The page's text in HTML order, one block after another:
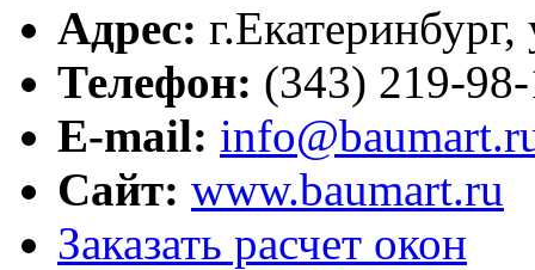
Адрес: г.Екатеринбург,
Телефон: (343) 219-
E-mail:
Сайт: www.baumart.ru
Заказать расчет окон